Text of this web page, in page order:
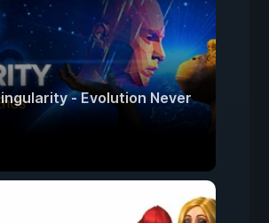
- Evolution Never